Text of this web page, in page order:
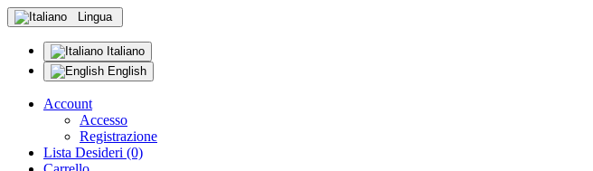
Lingua
Italiano
English
Account
Accesso
Registrazione
Lista Desideri (0)